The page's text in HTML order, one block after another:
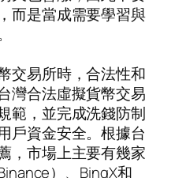
而是當成需要學習與
交易所時，合法性和
灣合法虛擬貨幣交易
範，並完成洗錢防制
戶資金安全。根據台
，市場上主要有幾家
）、BingX和